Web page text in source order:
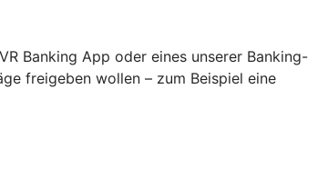
Banking App oder eines unserer Banking-
freigeben wollen – zum Beispiel eine